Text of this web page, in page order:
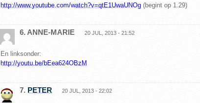
http://www.youtube.com/watch?v=qtE1UwaUNOg (begint op 1.29)
6. ANNE-MARIE 20 JUL, 2013 - 21:52
En linksonder:
http://youtu.be/bEea624OBzM
7. PETER 20 JUL, 2013 - 22:02